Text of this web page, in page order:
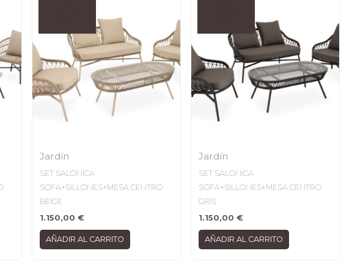
Jardín
SET SALONICA
SOFA+SILLONES+MESA CENTRO
BEIGE
1.150,00 €
AÑADIR AL CARRITO
Jardín
SET SALONICA
SOFA+SILLONES+MESA CENTRO
GRIS
1.150,00 €
AÑADIR AL CARRITO